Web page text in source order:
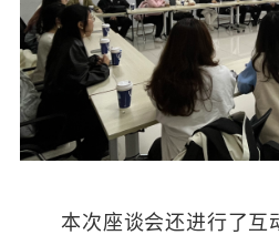
本次座谈会还进行了互